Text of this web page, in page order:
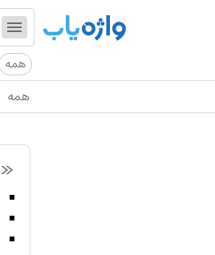
همه
همه
«nebulosities»